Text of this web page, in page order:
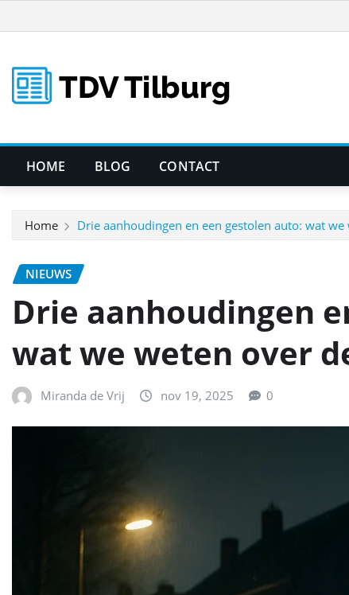
naar
inhoud
HOME BLOG CONTACT
Home Drie aanhoudingen en een gestolen auto: wat
NIEUWS
Drie aanhoudingen
wat we weten over
Miranda de Vrij nov 19, 2025 0